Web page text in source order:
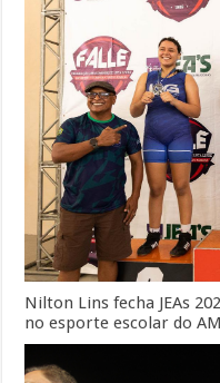
Nilton Lins fecha JEAs
no esporte escolar do AM